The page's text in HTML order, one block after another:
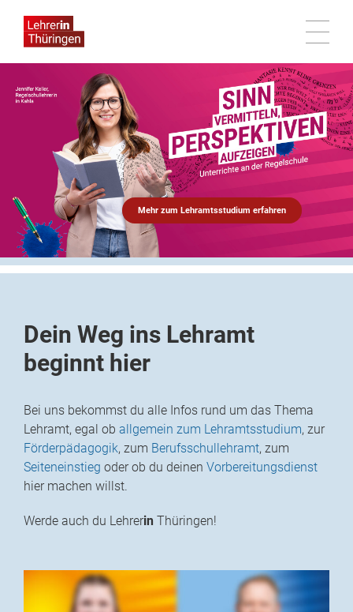
Testimonial
–
Mehr zum Lehramtsstudium erfahren
Dein Weg ins Lehramt
beginnt hier
Bei uns bekommst du alle Infos rund um das Thema
Lehramt, egal ob allgemein zum Lehramtsstudium, zur
Förderpädagogik, zum Berufsschullehramt, zum
Seiteneinstieg oder ob du deinen Vorbereitungsdienst
hier machen willst.
Werde auch du Lehrerin Thüringen!